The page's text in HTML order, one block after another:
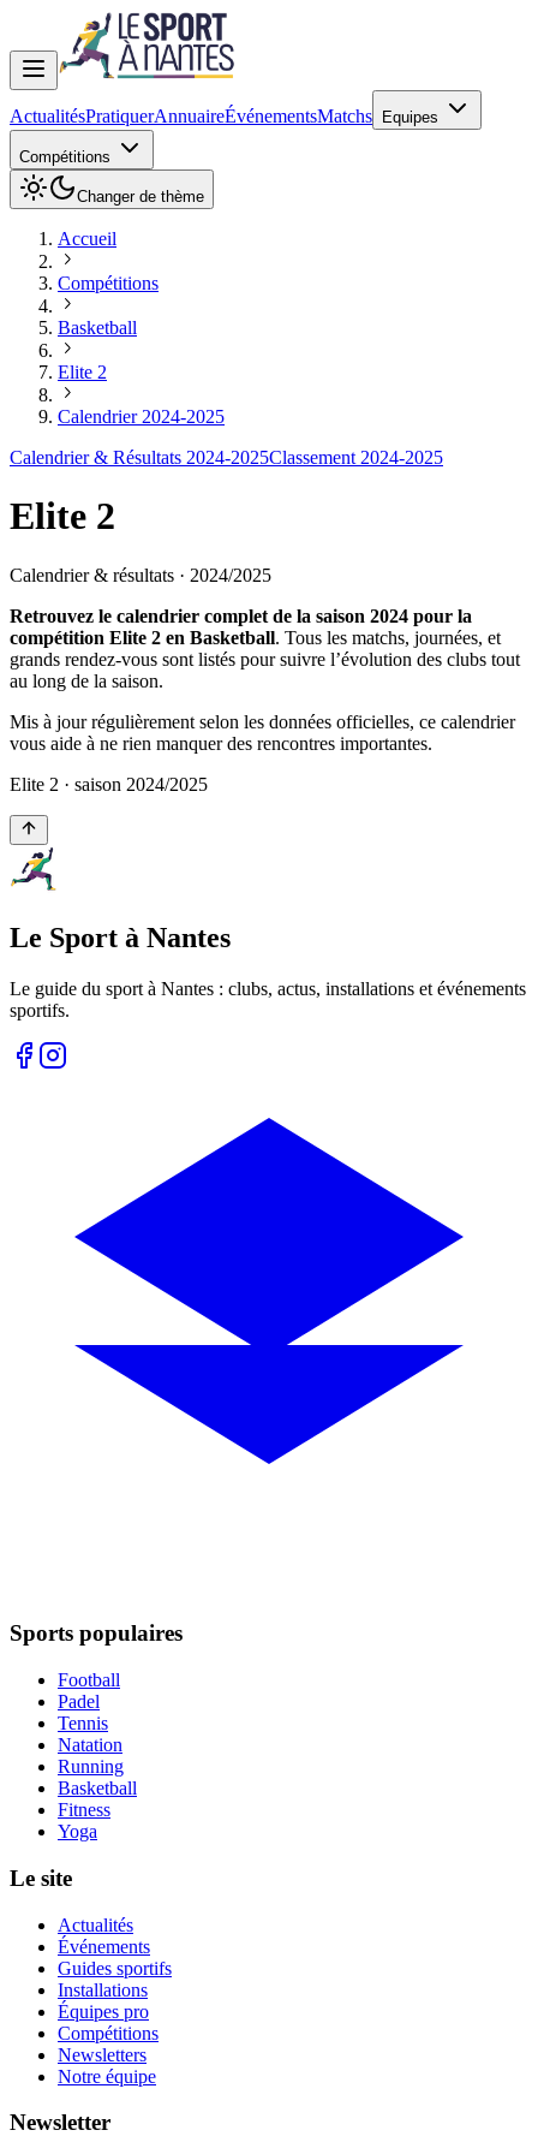
ActualitésPratiquerAnnuaireÉvénementsMatchs Equipes
Compétitions
Changer de thème
Accueil
Compétitions
Basketball
Elite 2
Calendrier 2024-2025
Calendrier & Résultats 2024-2025Classement 2024-2025
Elite 2
Calendrier & résultats · 2024/2025
Retrouvez le calendrier complet de la saison 2024 pour la
compétition Elite 2 en Basketball. Tous les matchs, journées, et
grands rendez-vous sont listés pour suivre l’évolution des clubs tout
au long de la saison.
Mis à jour régulièrement selon les données officielles, ce calendrier
vous aide à ne rien manquer des rencontres importantes.
Elite 2 · saison 2024/2025
Le Sport à Nantes
Le guide du sport à Nantes : clubs, actus, installations et événements
sportifs.
Sports populaires
Football
Padel
Tennis
Natation
Running
Basketball
Fitness
Yoga
Le site
Actualités
Événements
Guides sportifs
Installations
Équipes pro
Compétitions
Newsletters
Notre équipe
Newsletter